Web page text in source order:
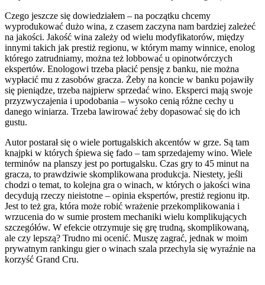
Czego jeszcze się dowiedziałem – na początku chcemy
wyprodukować dużo wina, z czasem zaczyna nam bardziej zależeć
na jakości. Jakość wina zależy od wielu modyfikatorów, między
innymi takich jak prestiż regionu, w którym mamy winnice, enolog
którego zatrudniamy, można też lobbować u opinotwórczych
ekspertów. Enologowi trzeba płacić pensję z banku, nie można
wypłacić mu z zasobów gracza. Żeby na koncie w banku pojawiły
się pieniądze, trzeba najpierw sprzedać wino. Eksperci mają swoje
przyzwyczajenia i upodobania – wysoko cenią różne cechy u
danego winiarza. Trzeba lawirować żeby dopasować się do ich
gustu.
Autor postarał się o wiele portugalskich akcentów w grze. Są tam
knajpki w których śpiewa się fado – tam sprzedajemy wino. Wiele
terminów na planszy jest po portugalsku. Czas gry to 45 minut na
gracza, to prawdziwie skomplikowana produkcja. Niestety, jeśli
chodzi o temat, to kolejna gra o winach, w których o jakości wina
decydują rzeczy nieistotne – opinia ekspertów, prestiż regionu itp.
Jest to też gra, która może robić wrażenie przekomplikowania i
wrzucenia do w sumie prostem mechaniki wielu komplikujących
szczegółów. W efekcie otrzymuje się grę trudną, skomplikowaną,
ale czy lepszą? Trudno mi ocenić. Muszę zagrać, jednak w moim
prywatnym rankingu gier o winach szala przechyla się wyraźnie na
korzyść Grand Cru.